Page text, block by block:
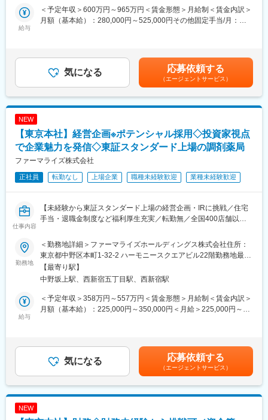
回募集する経理課長には、下記業務をご担当いただきます。
■決算短信・四半期報告書／有価証券報告書など開示資料のチェッ
ク業務
■経理課 12名（20～50代 女性、30～50代 男性）
■財務課 3名（30～50代 女性2名、40代 男性1名）
■債権債務管理課 3名（40～50代男性）
【企業概要】
M&A戦略により、新たな地域への進出や介護事業、在宅医療サー
ビスにも拡大しています。
【社内の雰囲気】
直近でM&Aを進めており、店舗数が急拡大。ここ数年で社員数も
2倍程となり、規模を拡大しております。全社で組織やサービスを
作っているフェーズのため、アイデアや意見が取り入られやすい
【働きやすい環境】
給与
＜予定年収＞600万円～965万円＜賃金形態＞月給制＜賃金内訳＞
月額（基本給）：280,000円～525,000円その他固定手当/月：
与：年2回（6月、12月）■残業手当：管理職のため深夜残業のみ
支給■昇給：年1回（9月）賃金はあくまでも目安の金額であり、
選考を通じて上下する可能性があります。月給(月額)は固定手当を
含めた表記です。
気になる 応募依頼する
（エージェントサービス）
NEW
【東京本社】経営企画※ポテンシャル採用◇投資家視点
で企業魅力を発信◇東証スタンダード上場の調剤薬局
ファーマライズ株式会社
正社員 転勤なし 上場企業 職種未経験歓迎 業種未経験歓迎
仕事内容
【未経験から東証スタンダード上場の経営企画・IRに挑戦／住宅
手当・退職金制度など福利厚生充実／転勤無／全国400店舗以上
【業務概要】
調剤薬局・ドラッグストアを経営している当社の経営企画課の一
員として、IR業務を中心に、弊社の経営戦略に関わるデータ収集
および分析業務に携わっていただきます。
【業務詳細】
■プレスリリースや適時開示資料の作成・開示業務
■年度予算の策定及び実績の管理（予実管理）
■中期経営計画に関わるデータ収集・分析
勤務地
＜勤務地詳細＞ファーマライズホールディングス株式会社住所：
東京都中野区本町1-32-2 ハーモニースクエアビル22階勤務地最寄
駅：東京メトロ丸の内線／中野坂上駅受動喫煙対策：屋内全面禁
煙変更の範囲：会社の定める事業所
【最寄り駅】
中野坂上駅、西新宿五丁目駅、西新宿駅
給与
＜予定年収＞358万円～557万円＜賃金形態＞月給制＜賃金内訳＞
月額（基本給）：225,000円～350,000円＜月給＞225,000円～
賃金はあくまでも目安の金額であり、選考を通じて上下する可能
性があります。月給(月額)は固定手当を含めた表記です。
気になる 応募依頼する
（エージェントサービス）
NEW